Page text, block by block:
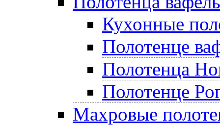
Кухонные
Полотенце
Полотенца
Полотенце
Махровые